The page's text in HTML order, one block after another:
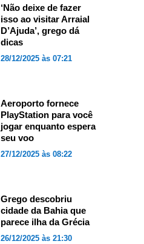
‘Não deixe de fazer
isso ao visitar Arraial
D’Ajuda’, grego dá
dicas
28/12/2025 às 07:21
Aeroporto fornece
PlayStation para você
jogar enquanto espera
seu voo
27/12/2025 às 08:22
Grego descobriu
cidade da Bahia que
parece ilha da Grécia
26/12/2025 às 21:30